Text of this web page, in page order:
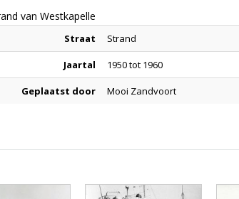
van Westkapelle
Straat Strand
Jaartal 1950 tot 1960
Geplaatst door Mooi Zandvoort